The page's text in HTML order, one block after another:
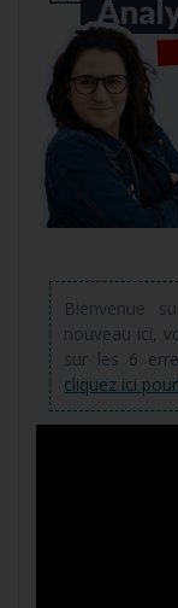
Bienvenue
nouveau ici,
sur les 6
cliquez ici